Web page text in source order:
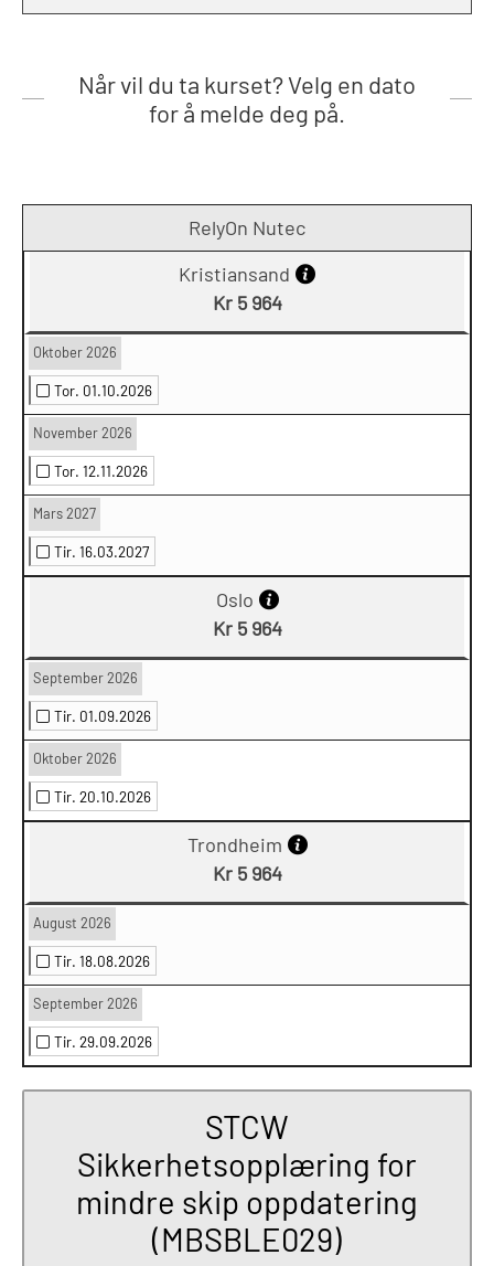
Når vil du ta kurset? Velg en dato
for å melde deg på.
RelyOn Nutec
Kristiansand
Kr 5 964
Oktober 2026
Tor. 01.10.2026
November 2026
Tor. 12.11.2026
Mars 2027
Tir. 16.03.2027
Oslo
Kr 5 964
September 2026
Tir. 01.09.2026
Oktober 2026
Tir. 20.10.2026
Trondheim
Kr 5 964
August 2026
Tir. 18.08.2026
September 2026
Tir. 29.09.2026
STCW
Sikkerhetsopplæring for
mindre skip oppdatering
(MBSBLE029)